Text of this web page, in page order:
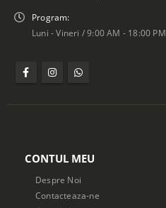
Program:
Luni - Vineri / 9:00 AM - 18:00 PM
CONTUL MEU
Despre Noi
Contacteaza-ne